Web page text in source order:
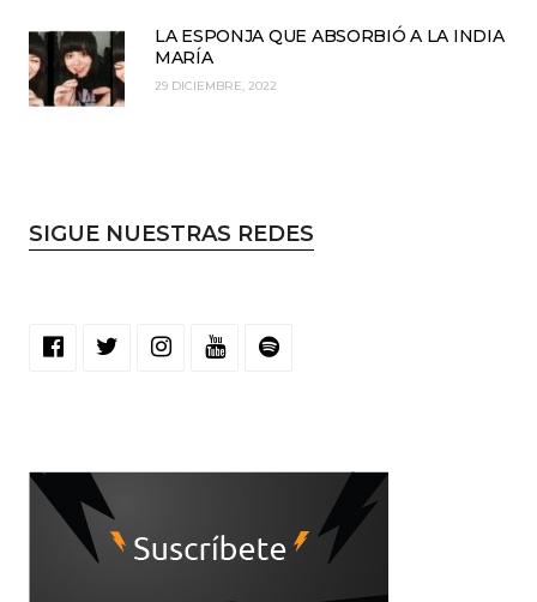
LA ESPONJA QUE ABSORBIÓ A LA INDIA
MARÍA
29 DICIEMBRE, 2022
SIGUE NUESTRAS REDES